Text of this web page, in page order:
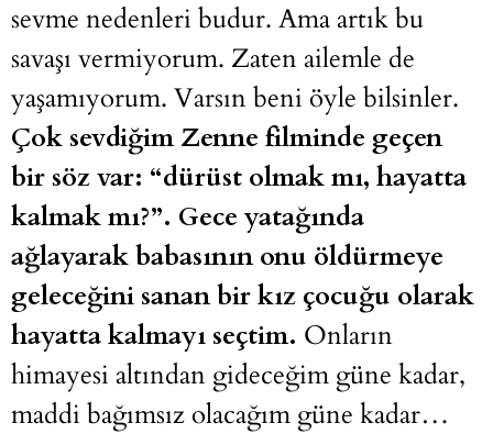
sevme nedenleri budur. Ama artık bu
savaşı vermiyorum. Zaten ailemle de
yaşamıyorum. Varsın beni öyle bilsinler.
Çok sevdiğim Zenne filminde geçen
bir söz var: “dürüst olmak mı, hayatta
kalmak mı?”. Gece yatağında
ağlayarak babasının onu öldürmeye
geleceğini sanan bir kız çocuğu olarak
hayatta kalmayı seçtim. Onların
himayesi altından gideceğim güne kadar,
maddi bağımsız olacağım güne kadar…